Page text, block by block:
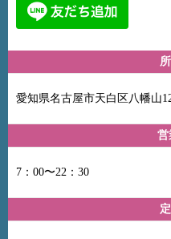
愛知県名古屋市天白区八幡山
営
7：00〜22：30